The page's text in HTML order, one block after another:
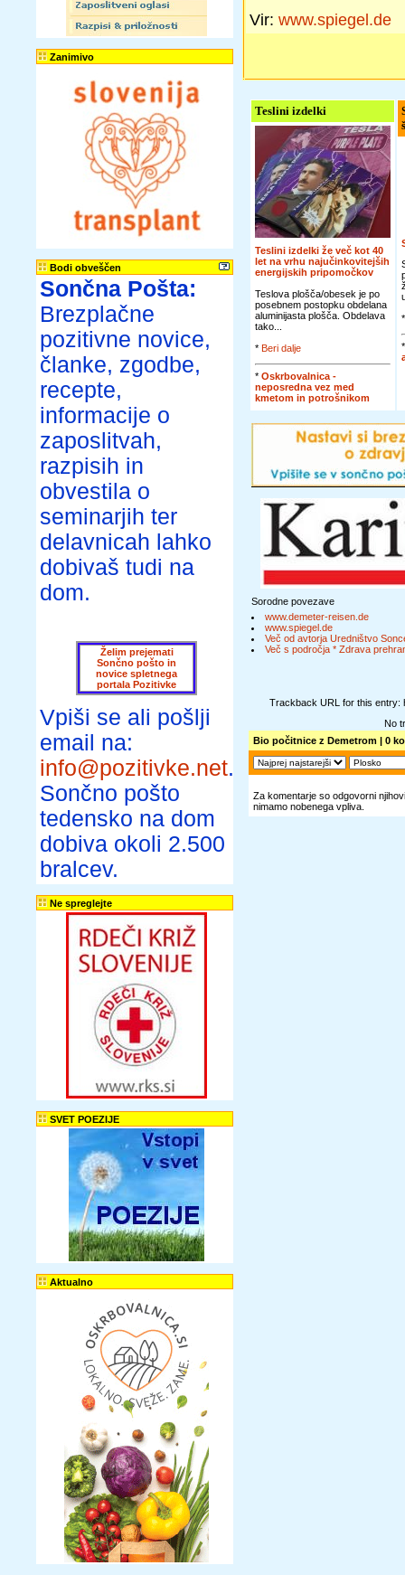
Zanimivo
Bodi obveščen
Sončna Pošta:
Brezplačne
pozitivne novice,
članke, zgodbe,
recepte,
informacije o
zaposlitvah,
razpisih in
obvestila o
seminarjih ter
delavnicah lahko
dobivaš tudi na
dom.
Želim prejemati
Sončno pošto in
novice spletnega
portala Pozitivke
Vpiši se ali pošlji
email na:
info@pozitivke.net.
Sončno pošto
tedensko na dom
dobiva okoli 2.500
bralcev.
Ne spreglejte
SVET POEZIJE
Aktualno
Vir: www.spiegel.de
Teslini izdelki
Teslini izdelki že več kot 40
let na vrhu najučinkovitejših
energijskih pripomočkov
Teslova plošča/obesek je po
posebnem postopku obdelana
aluminijasta plošča. Obdelava
tako...
* Beri dalje
* Oskrbovalnica -
neposredna vez med
kmetom in potrošnikom
Sorodne povezave
www.demeter-reisen.de
www.spiegel.de
Več od avtorja Uredništvo
Več s področja * Zdrava
Trackback URL for this entry:
No
Bio počitnice z Demetrom | 0
Za komentarje so odgovorni
nimamo nobenega vpliva.